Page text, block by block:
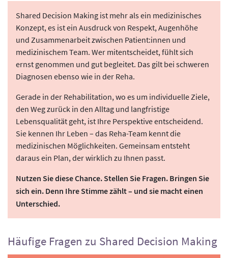
Shared Decision Making ist mehr als ein medizinisches
Konzept, es ist ein Ausdruck von Respekt, Augenhöhe
und Zusammenarbeit zwischen Patient:innen und
medizinischem Team. Wer mitentscheidet, fühlt sich
ernst genommen und gut begleitet. Das gilt bei schweren
Diagnosen ebenso wie in der Reha.
Gerade in der Rehabilitation, wo es um individuelle Ziele,
den Weg zurück in den Alltag und langfristige
Lebensqualität geht, ist Ihre Perspektive entscheidend.
Sie kennen Ihr Leben – das Reha-Team kennt die
medizinischen Möglichkeiten. Gemeinsam entsteht
daraus ein Plan, der wirklich zu Ihnen passt.
Nutzen Sie diese Chance. Stellen Sie Fragen. Bringen Sie
sich ein. Denn Ihre Stimme zählt – und sie macht einen
Unterschied.
Häufige Fragen zu Shared Decision Making